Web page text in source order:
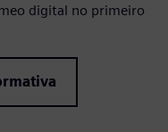
digital no primeiro